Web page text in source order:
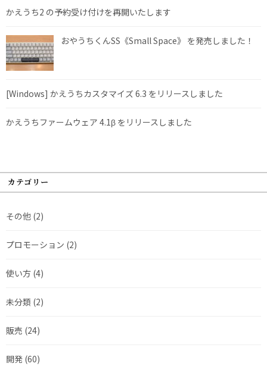
かえうち2 の予約受け付けを再開いたします
おやうちくんSS《Small Space》 を発売しました！
[Windows] かえうちカスタマイズ 6.3 をリリースしました
かえうちファームウェア 4.1β をリリースしました
カテゴリー
その他 (2)
プロモーション (2)
使い方 (4)
未分類 (2)
販売 (24)
開発 (60)